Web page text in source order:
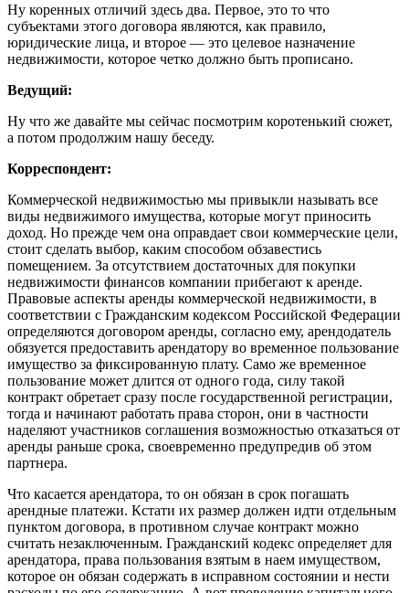
Ну коренных отличий здесь два. Первое, это то что
субъектами этого договора являются, как правило,
юридические лица, и второе — это целевое назначение
недвижимости, которое четко должно быть прописано.
Ведущий:
Ну что же давайте мы сейчас посмотрим коротенький сюжет,
а потом продолжим нашу беседу.
Корреспондент:
Коммерческой недвижимостью мы привыкли называть все
виды недвижимого имущества, которые могут приносить
доход. Но прежде чем она оправдает свои коммерческие цели,
стоит сделать выбор, каким способом обзавестись
помещением. За отсутствием достаточных для покупки
недвижимости финансов компании прибегают к аренде.
Правовые аспекты аренды коммерческой недвижимости, в
соответствии с Гражданским кодексом Российской Федерации
определяются договором аренды, согласно ему, арендодатель
обязуется предоставить арендатору во временное пользование
имущество за фиксированную плату. Само же временное
пользование может длится от одного года, силу такой
контракт обретает сразу после государственной регистрации,
тогда и начинают работать права сторон, они в частности
наделяют участников соглашения возможностью отказаться от
аренды раньше срока, своевременно предупредив об этом
партнера.
Что касается арендатора, то он обязан в срок погашать
арендные платежи. Кстати их размер должен идти отдельным
пунктом договора, в противном случае контракт можно
считать незаключенным. Гражданский кодекс определяет для
арендатора, права пользования взятым в наем имуществом,
которое он обязан содержать в исправном состоянии и нести